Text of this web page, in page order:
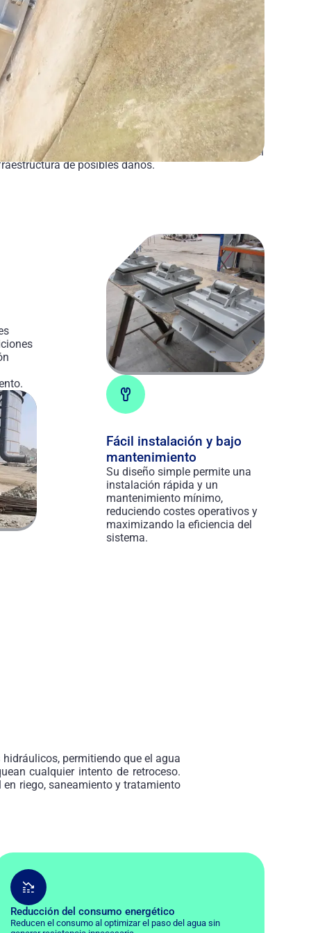
está diseñada para permitir el flujo
en sistemas hidráulicos, evitando el retroceso del
de posibles daños.
Fácil instalación y bajo
mantenimiento
Su diseño simple permite una
instalación rápida y un
mantenimiento mínimo,
reduciendo costes operativos y
maximizando la eficiencia del
sistema.
permitiendo que el agua
cualquier intento de retroceso.
riego, saneamiento y tratamiento
Reducción del consumo energético
Reducen el consumo al optimizar el paso del agua sin